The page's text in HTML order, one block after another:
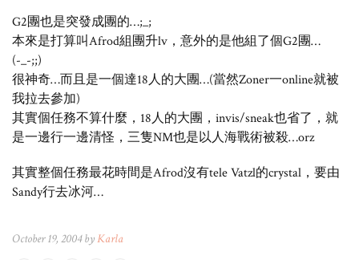
G2團也是突發成團的…;_;
本來是打算叫Afrod組團升lv，意外的是他組了個G2團…
(-_-;;)
很神奇…而且是一個達18人的大團…(當然Zoner一online就被
我拉去參加)
其實個任務不算什麼，18人的大團，invis/sneak也省了，就
是一邊行一邊清怪，三隻NM也是以人海戰術被殺…orz
其實整個任務最花時間是Afrod沒有tele Vatzl的crystal，要由
Sandy行去冰河…
October 19, 2004 byKarla